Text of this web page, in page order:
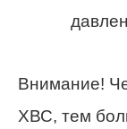
Внимание!
ХВС, тем